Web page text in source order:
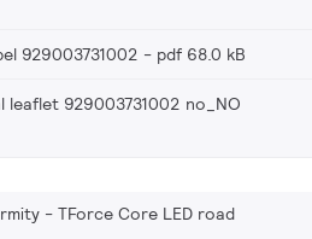
929003731002 pdf 68.0 kB
leaflet 929003731002 no_NO
- TForce Core LED road